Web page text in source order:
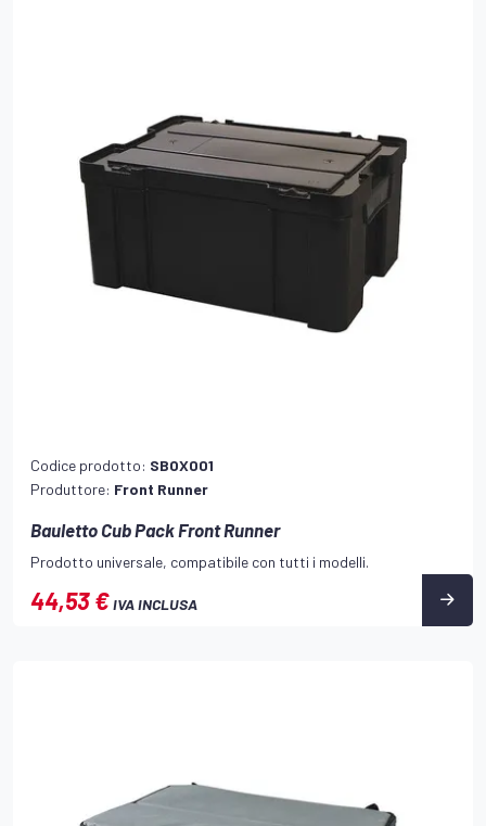
Codice prodotto: SBOX001
Produttore: Front Runner
Bauletto Cub Pack Front Runner
Prodotto universale, compatibile con tutti i modelli.
44,53 €IVA INCLUSA